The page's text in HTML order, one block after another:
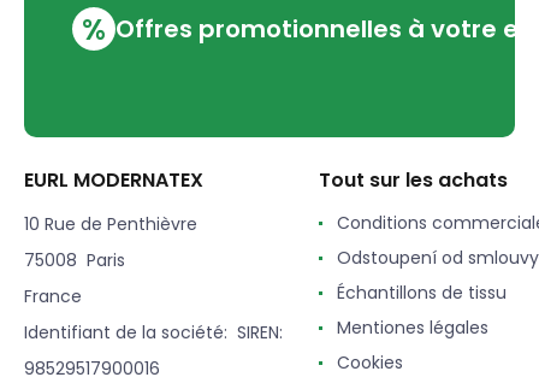
% Offres promotionnelles à votre
EURL MODERNATEX
10 Rue de Penthièvre
75008 Paris
France
Identifiant de la société: SIREN:
98529517900016
Tout sur les achats
Conditions
Odstoupení od smlouvy
Échantillons de tissu
Mentiones légales
Cookies